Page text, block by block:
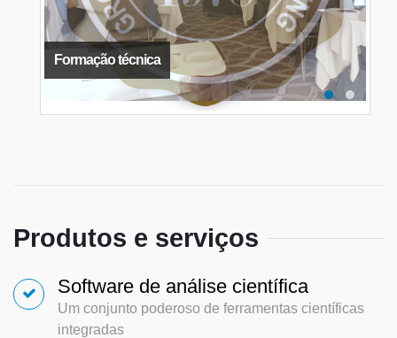
Formação técnica
Produtos e serviços
Software de análise científica
Um conjunto poderoso de ferramentas científicas
integradas